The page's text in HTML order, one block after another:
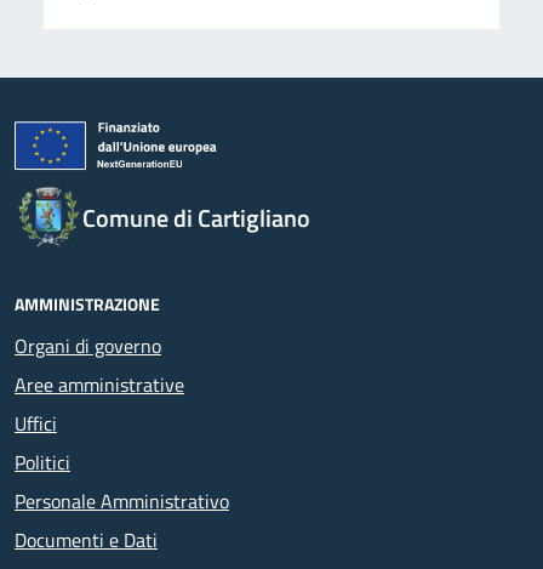
Comune di Cartigliano
AMMINISTRAZIONE
Organi di governo
Aree amministrative
Uffici
Politici
Personale Amministrativo
Documenti e Dati